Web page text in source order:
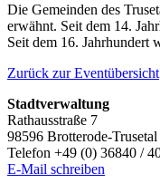
Die Gemeinden des
erwähnt. Seit dem 14.
Seit dem 16. Jahrhundert
Zurück zur Eventübersicht
Stadtverwaltung
Rathausstraße 7
98596 Brotterode-Trusetal
Telefon +49 (0) 36840 /
E-Mail schreiben